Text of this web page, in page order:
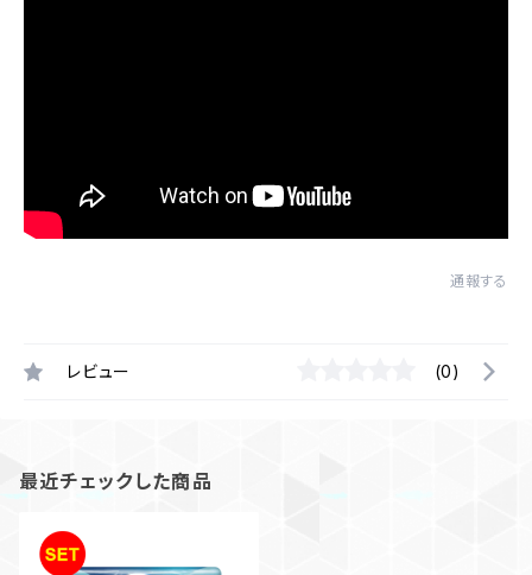
通報する
レビュー (0)
最近チェックした商品